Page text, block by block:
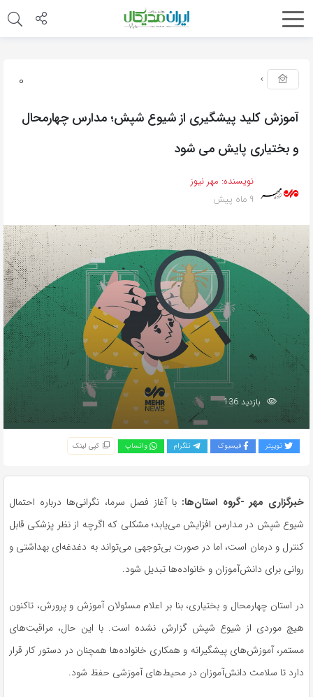
0
آموزش کلید پیشگیری از شیوع شپش؛ مدارس چهارمحال
و بختیاری پایش می شود
نویسنده: مهر نیوز
9 ماه پیش
بازدید 136
توییتر فیسبوک تلگرام واتساپ کپی لینک
خبرگزاری مهر -گروه استان‌ها: با آغاز فصل سرما، نگرانی‌ها درباره احتمال
شیوع شپش در مدارس افزایش می‌یابد؛ مشکلی که اگرچه از نظر پزشکی قابل
کنترل و درمان است، اما در صورت بی‌توجهی می‌تواند به دغدغه‌ای بهداشتی و
روانی برای دانش‌آموزان و خانواده‌ها تبدیل شود.
در استان چهارمحال و بختیاری، بنا بر اعلام مسئولان آموزش و پرورش، تاکنون
هیچ موردی از شیوع شپش گزارش نشده است. با این حال، مراقبت‌های
مستمر، آموزش‌های پیشگیرانه و همکاری خانواده‌ها همچنان در دستور کار قرار
دارد تا سلامت دانش‌آموزان در محیط‌های آموزشی حفظ شود.